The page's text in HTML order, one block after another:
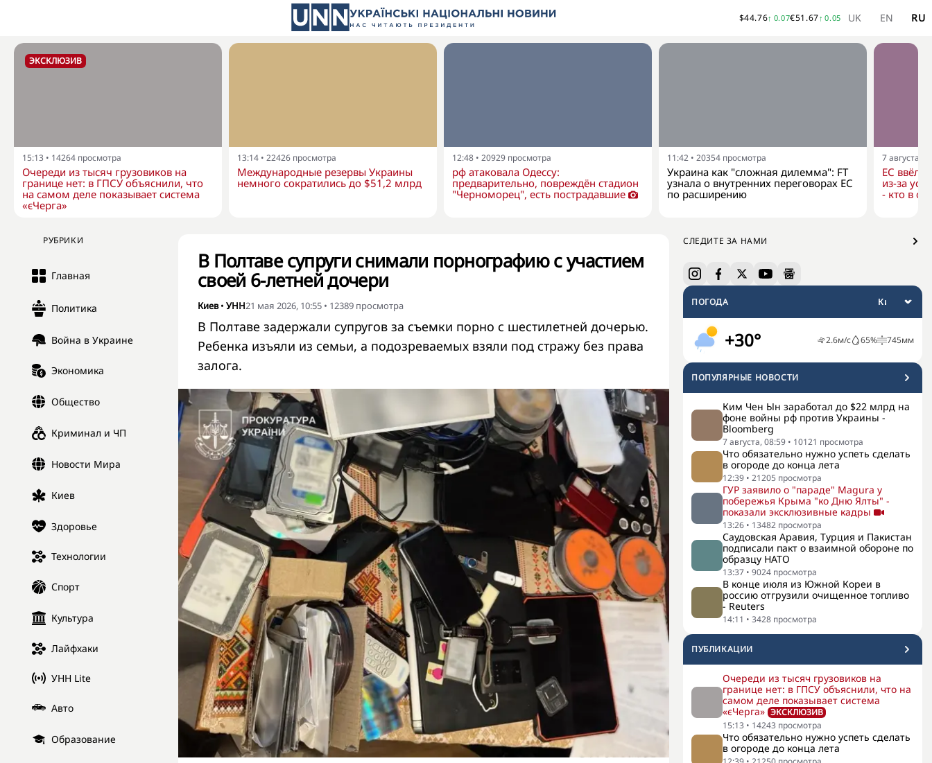
$44.76↑ 0.07€51.67↑ 0.05 UK EN RU
ЭКСКЛЮЗИВ
15:13 • 14264 просмотра
Очереди из тысяч грузовиков на
границе нет: в ГПСУ объяснили, что
на самом деле показывает система
«єЧерга»
13:14 • 22426 просмотра
Международные резервы Украины
немного сократились до $51,2 млрд
12:48 • 20929 просмотра
рф атаковала Одессу:
предварительно, повреждён стадион
"Черноморец", есть пострадавшие
11:42 • 20354 просмотра
Украина как "сложная дилемма": FT
узнала о внутренних переговорах ЕС
по расширению
7 августа,
ЕС ввёл
из-за
- кто в
РУБРИКИ
Главная
Политика
Война в Украине
Экономика
Общество
Криминал и ЧП
Новости Мира
Киев
Здоровье
Технологии
Спорт
Культура
Лайфхаки
УНН Lite
Авто
Образование
СЛЕДИТЕ ЗА НАМИ
ПОГОДА
+30° 2.6м/с 65% 745мм
ПОПУЛЯРНЫЕ НОВОСТИ
Ким Чен Ын заработал до $22 млрд на
фоне войны рф против Украины -
Bloomberg
7 августа, 08:59 • 10121 просмотра
Что обязательно нужно успеть сделать
в огороде до конца лета
12:39 • 21205 просмотра
ГУР заявило о "параде" Magura у
побережья Крыма "ко Дню Ялты" -
показали эксклюзивные кадры
13:26 • 13482 просмотра
Саудовская Аравия, Турция и Пакистан
подписали пакт о взаимной обороне по
образцу НАТО
13:37 • 9024 просмотра
В конце июля из Южной Кореи в
россию отгрузили очищенное топливо
- Reuters
14:11 • 3428 просмотра
ПУБЛИКАЦИИ
Очереди из тысяч грузовиков на
границе нет: в ГПСУ объяснили, что на
самом деле показывает система
«єЧерга» ЭКСКЛЮЗИВ
15:13 • 14243 просмотра
Что обязательно нужно успеть сделать
в огороде до конца лета
В Полтаве супруги снимали порнографию с участием
своей 6-летней дочери
Киев• УНН21 мая 2026, 10:55 • 12389 просмотра
В Полтаве задержали супругов за съемки порно с шестилетней дочерью.
Ребенка изъяли из семьи, а подозреваемых взяли под стражу без права
залога.